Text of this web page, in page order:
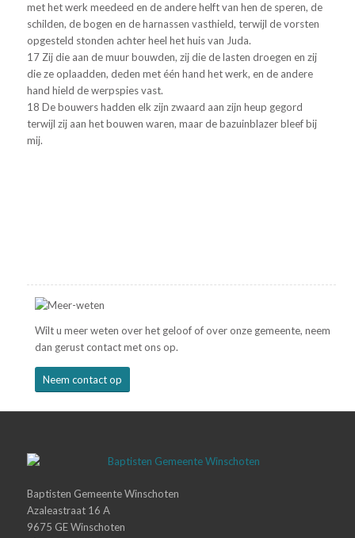
met het werk meedeed en de andere helft van hen de speren, de
schilden, de bogen en de harnassen vasthield, terwijl de vorsten
opgesteld stonden achter heel het huis van Juda.
17 Zij die aan de muur bouwden, zij die de lasten droegen en zij
die ze oplaadden, deden met één hand het werk, en de andere
hand hield de werpspies vast.
18 De bouwers hadden elk zijn zwaard aan zijn heup gegord
terwijl zij aan het bouwen waren, maar de bazuinblazer bleef bij
mij.
Wilt u meer weten over het geloof of over onze gemeente, neem
dan gerust contact met ons op.
Neem contact op
Baptisten Gemeente Winschoten
Azaleastraat 16 A
9675 GE Winschoten